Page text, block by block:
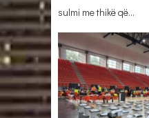
sulmi me thikë që…